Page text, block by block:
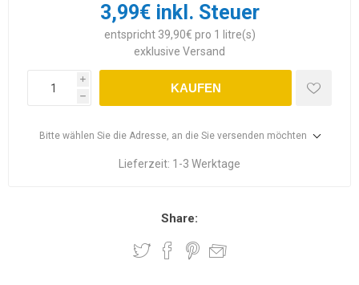
3,99€ inkl. Steuer
entspricht 39,90€ pro 1 litre(s)
exklusive Versand
i
h
KAUFEN
Bitte wählen Sie die Adresse, an die Sie versenden möchten
Lieferzeit: 1-3 Werktage
Share: